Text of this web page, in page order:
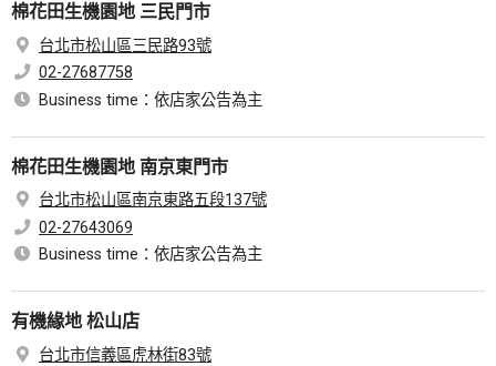
棉花田生機園地 三民門市
台北市松山區三民路93號
02-27687758
Business time：依店家公告為主
棉花田生機園地 南京東門市
台北市松山區南京東路五段137號
02-27643069
Business time：依店家公告為主
有機緣地 松山店
台北市信義區虎林街83號